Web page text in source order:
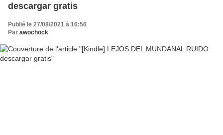
descargar gratis
Publié le 27/08/2021 à 16:56
Par awochock